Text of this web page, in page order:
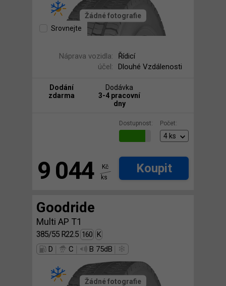
Žádné fotografie
Srovnejte
Náprava vozidla:
Řídicí
účel:
Dlouhé Vzdálenosti
Dodání
zdarma
Dodávka
3-4 pracovní
dny
Dostupnost: Počet:
9 044
Kč
ks
Koupit
Goodride
Multi AP T1
385/55 R22.5 160 K
D
C B 75dB
Žádné fotografie